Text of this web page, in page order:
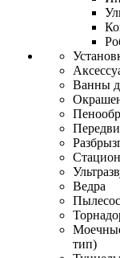
Ванны
Ведра
тип)